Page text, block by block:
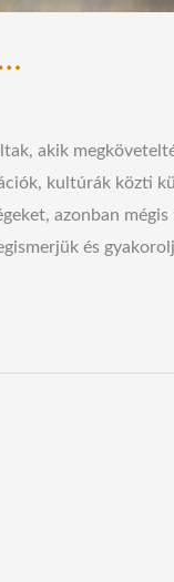
akik
kultúrák közti
azonban
és